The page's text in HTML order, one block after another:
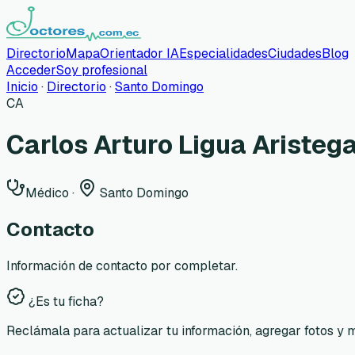
DirectorioMapaOrientador IAEspecialidadesCiudadesBlog
AccederSoy profesional
Inicio · Directorio ·Santo Domingo
CA
Carlos Arturo Ligua
Médico · Santo Domingo
Contacto
Información de contacto por completar.
¿Es tu ficha?
Reclámala para actualizar tu información, agregar fotos y